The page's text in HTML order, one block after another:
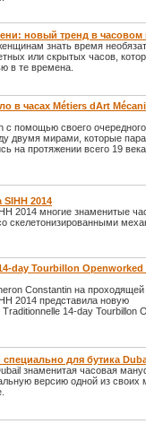
новый тренд в часовом
знать время
или скрытых часов,
в те времена.
в часах Métiers dArt
помощью своего
двумя мирами, которые
на протяжении всего 19
2014
2014 многие знаменитые
скелетонизированными
day Tourbillon Openworked
Constantin на
2014 представила новую
14-day Tourbillon
для бутика
знаменитая часовая
версию одной из своих